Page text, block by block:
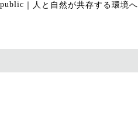
public 人と自然が共存する環境へ